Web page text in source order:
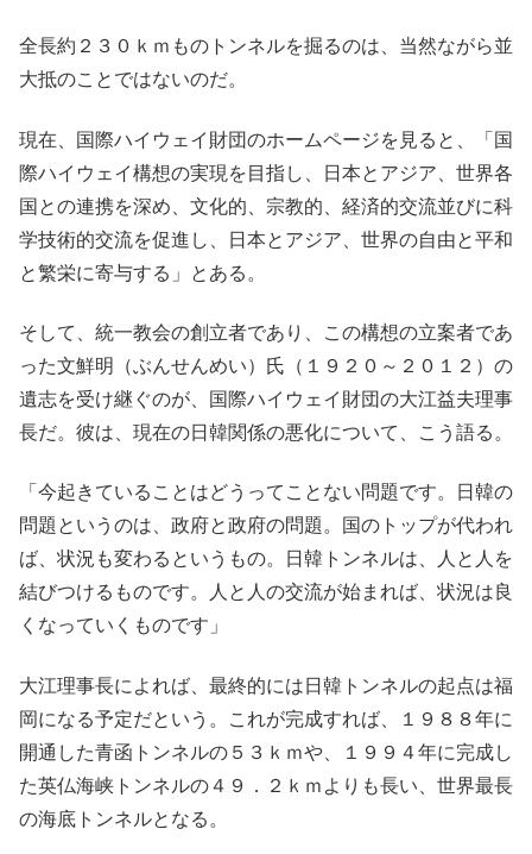
全長約２３０ｋｍものトンネルを掘るのは、当然ながら並
大抵のことではないのだ。
現在、国際ハイウェイ財団のホームページを見ると、「国
際ハイウェイ構想の実現を目指し、日本とアジア、世界各
国との連携を深め、文化的、宗教的、経済的交流並びに科
学技術的交流を促進し、日本とアジア、世界の自由と平和
と繁栄に寄与する」とある。
そして、統一教会の創立者であり、この構想の立案者であ
った文鮮明（ぶんせんめい）氏（１９２０～２０１２）の
遺志を受け継ぐのが、国際ハイウェイ財団の大江益夫理事
長だ。彼は、現在の日韓関係の悪化について、こう語る。
「今起きていることはどうってことない問題です。日韓の
問題というのは、政府と政府の問題。国のトップが代われ
ば、状況も変わるというもの。日韓トンネルは、人と人を
結びつけるものです。人と人の交流が始まれば、状況は良
くなっていくものです」
大江理事長によれば、最終的には日韓トンネルの起点は福
岡になる予定だという。これが完成すれば、１９８８年に
開通した青函トンネルの５３ｋｍや、１９９４年に完成し
た英仏海峡トンネルの４９．２ｋｍよりも長い、世界最長
の海底トンネルとなる。